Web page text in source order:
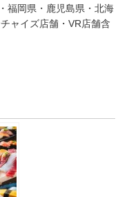
福岡県・鹿児島県・北海
ャイズ店舗・VR店舗含